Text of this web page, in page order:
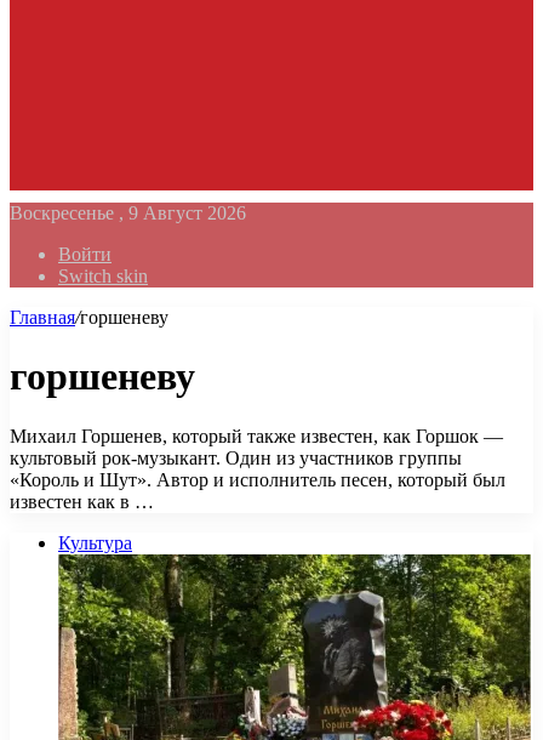
Воскресенье , 9 Август 2026
Войти
Switch skin
Главная/горшеневу
горшеневу
Михаил Горшенев, который также известен, как Горшок —
культовый рок-музыкант. Один из участников группы
«Король и Шут». Автор и исполнитель песен, который был
известен как в …
Культура